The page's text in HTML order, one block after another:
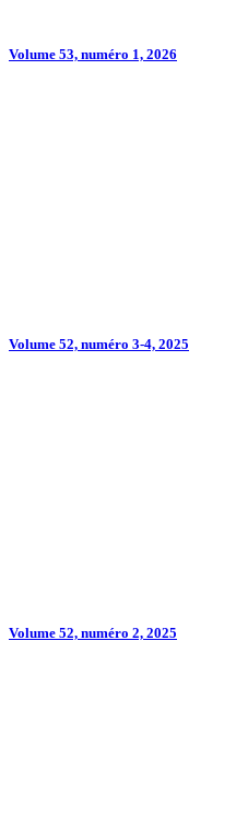
Volume 53, numéro 1, 2026
Volume 52, numéro 3-4, 2025
Volume 52, numéro 2, 2025